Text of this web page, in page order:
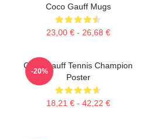
Coco Gauff Mugs
23,00 € - 26,68 €
Coco Gauff Tennis Champion
Poster
18,21 € - 42,22 €
-20%